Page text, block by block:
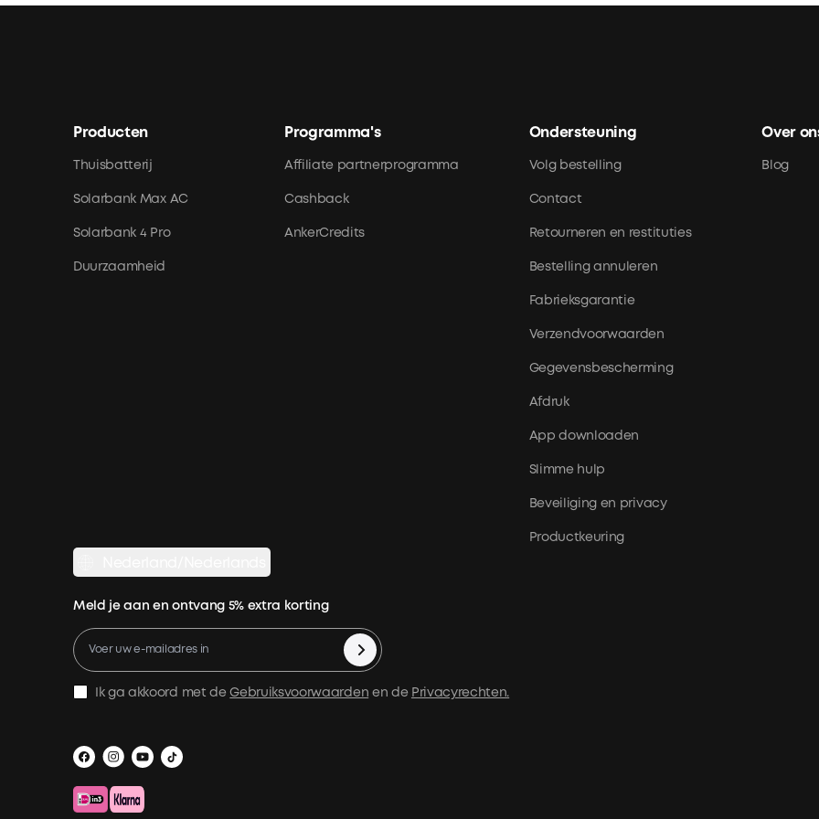
Producten
Thuisbatterij
Solarbank Max AC
Solarbank 4 Pro
Duurzaamheid
Programma's
Affiliate partnerprogramma
Cashback
AnkerCredits
Ondersteuning
Volg bestelling
Contact
Retourneren en restituties
Bestelling annuleren
Fabrieksgarantie
Verzendvoorwaarden
Gegevensbescherming
Afdruk
App downloaden
Slimme hulp
Beveiliging en privacy
Productkeuring
Over
Blog
Meld je aan en ontvang 5% extra korting
Ik ga akkoord met deGebruiksvoorwaarden en de Privacyrechten.